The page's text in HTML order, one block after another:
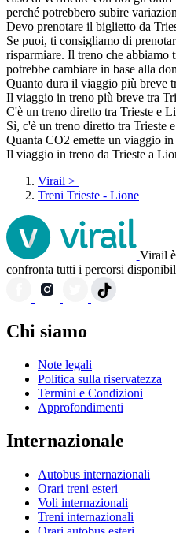
perché potrebbero subire
Devo prenotare il biglietto da
Se puoi, ti consigliamo di
risparmiare. Il treno che abbiamo
potrebbe cambiare in base alla
Quanto dura il viaggio più breve
Il viaggio in treno più breve tra
C'è un treno diretto tra Trieste e
Sì, c'è un treno diretto tra Trieste
Quanta CO2 emette un viaggio
Il viaggio in treno da Trieste a
Virail >
Treni Trieste - Lione
Virail
confronta tutti i percorsi
Chi siamo
Note legali
Politica sulla riservatezza
Termini e Condizioni
Approfondimenti
Internazionale
Autobus internazionali
Orari treni esteri
Voli internazionali
Treni internazionali